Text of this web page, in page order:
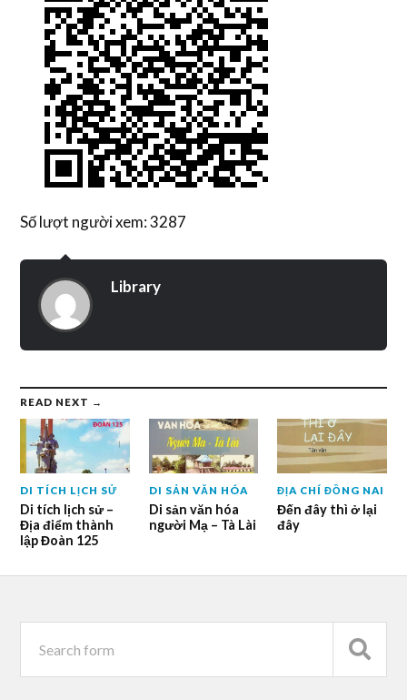
Số lượt người xem: 3287
Library
READ NEXT →
DI TÍCH LỊCH SỬ
Di tích lịch sử –
Địa điểm thành
lập Đoàn 125
DI SẢN VĂN HÓA
Di sản văn hóa
người Mạ – Tà Lài
ĐỊA CHÍ ĐỒNG NAI
Đến đây thì ở lại
đây